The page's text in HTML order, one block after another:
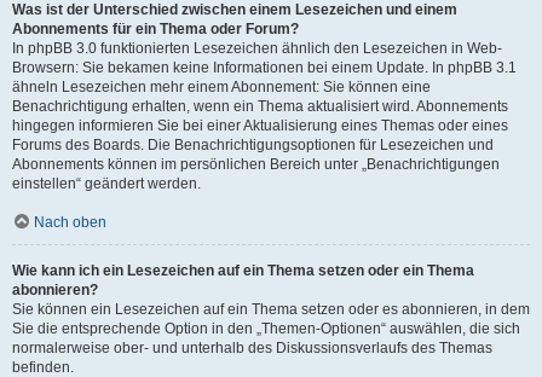
Was ist der Unterschied zwischen einem Lesezeichen und einem
Abonnements für ein Thema oder Forum?
In phpBB 3.0 funktionierten Lesezeichen ähnlich den Lesezeichen in Web-
Browsern: Sie bekamen keine Informationen bei einem Update. In phpBB 3.1
ähneln Lesezeichen mehr einem Abonnement: Sie können eine
Benachrichtigung erhalten, wenn ein Thema aktualisiert wird. Abonnements
hingegen informieren Sie bei einer Aktualisierung eines Themas oder eines
Forums des Boards. Die Benachrichtigungsoptionen für Lesezeichen und
Abonnements können im persönlichen Bereich unter „Benachrichtigungen
einstellen“ geändert werden.
Nach oben
Wie kann ich ein Lesezeichen auf ein Thema setzen oder ein Thema
abonnieren?
Sie können ein Lesezeichen auf ein Thema setzen oder es abonnieren, in dem
Sie die entsprechende Option in den „Themen-Optionen“ auswählen, die sich
normalerweise ober- und unterhalb des Diskussionsverlaufs des Themas
befinden.